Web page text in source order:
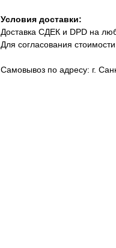
Условия доставки:
Доставка СДЕК и DPD на
Для согласования
Самовывоз по адресу: г.